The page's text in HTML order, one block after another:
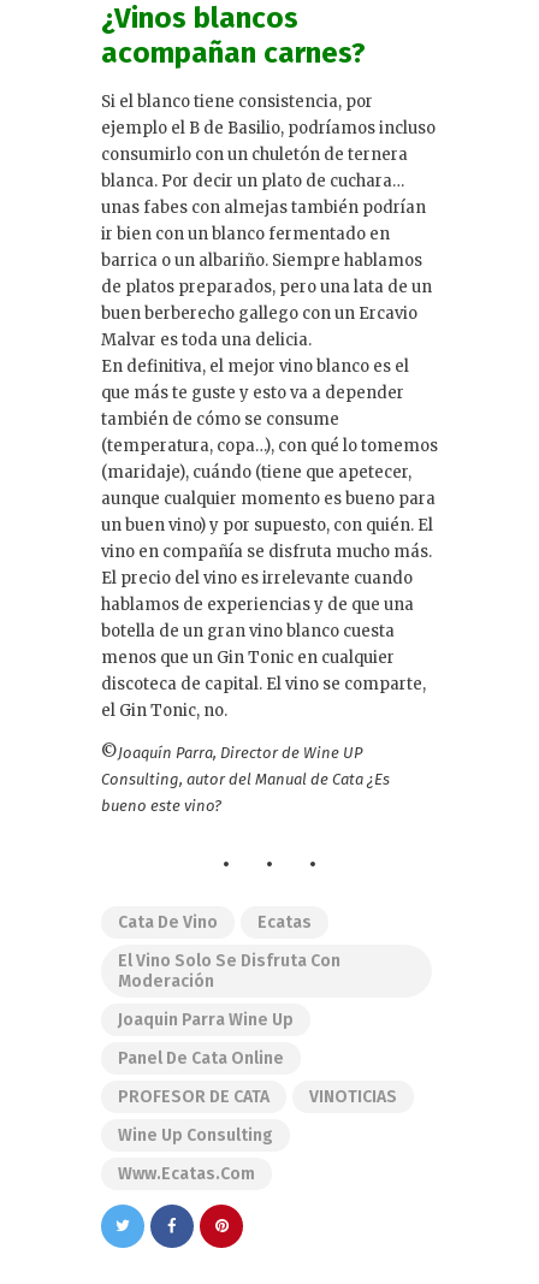
¿Vinos blancos
acompañan carnes?
Si el blanco tiene consistencia, por
ejemplo el B de Basilio, podríamos incluso
consumirlo con un chuletón de ternera
blanca. Por decir un plato de cuchara…
unas fabes con almejas también podrían
ir bien con un blanco fermentado en
barrica o un albariño. Siempre hablamos
de platos preparados, pero una lata de un
buen berberecho gallego con un Ercavio
Malvar es toda una delicia.
En definitiva, el mejor vino blanco es el
que más te guste y esto va a depender
también de cómo se consume
(temperatura, copa…), con qué lo tomemos
(maridaje), cuándo (tiene que apetecer,
aunque cualquier momento es bueno para
un buen vino) y por supuesto, con quién. El
vino en compañía se disfruta mucho más.
El precio del vino es irrelevante cuando
hablamos de experiencias y de que una
botella de un gran vino blanco cuesta
menos que un Gin Tonic en cualquier
discoteca de capital. El vino se comparte,
el Gin Tonic, no.
©Joaquín Parra, Director de Wine UP
Consulting, autor del Manual de Cata ¿Es
bueno este vino?
Cata De Vino
Ecatas
El Vino Solo Se Disfruta Con
Moderación
Joaquin Parra Wine Up
Panel De Cata Online
PROFESOR DE CATA
VINOTICIAS
Wine Up Consulting
Www.ecatas.com